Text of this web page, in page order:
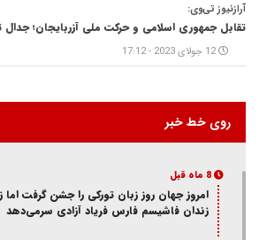
آرازنیوز تی‌وی:
تقابل جمهوری اسلامی و حرکت ملی آزربایجان؛
12 جولای 2023 - 17:12
روی خط خبر
8 ماه قبل
امروز جهان روز زبان تورکی را جشن گرفت اما
زندان فاشیسم فارس فریاد آزادی سر‌می‌دهد